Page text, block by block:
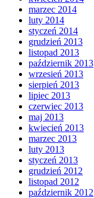
marzec 2014
luty 2014
styczeń 2014
grudzień 2013
listopad 2013
październik 2013
wrzesień 2013
sierpień 2013
lipiec 2013
czerwiec 2013
maj 2013
kwiecień 2013
marzec 2013
luty 2013
styczeń 2013
grudzień 2012
listopad 2012
październik 2012